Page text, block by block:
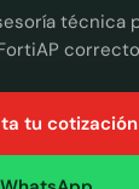
técnica
tu cotización